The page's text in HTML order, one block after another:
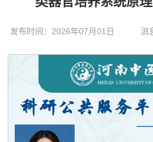
发布时间：2026年07月01日 消